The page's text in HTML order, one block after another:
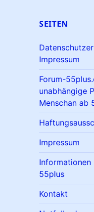
SEITEN
Impressum
Forum-
unabhängige
Menschan ab
Impressum
Informationen
55plus
Kontakt